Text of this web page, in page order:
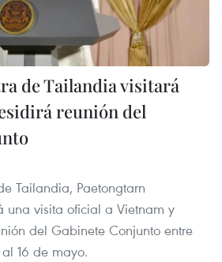
de Tailandia visitará
reunión del
Tailandia, Paetongtarn
una visita oficial a Vietnam y
del Gabinete Conjunto entre
16 de mayo.